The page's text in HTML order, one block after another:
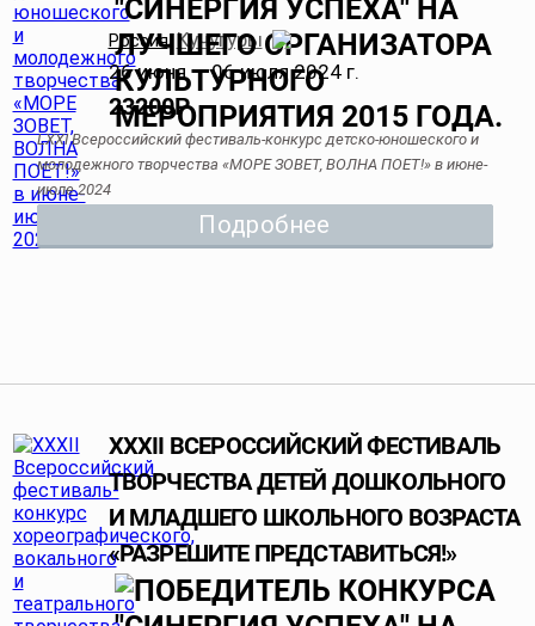
Россия,Кучугуры
26 июня — 06 июля 2024 г.
23200Р
LXXI Всероссийский фестиваль-конкурс детско-юношеского и
молодежного творчества «МОРЕ ЗОВЕТ, ВОЛНА ПОЕТ!» в июне-
июле 2024
Подробнее
XXXII ВСЕРОССИЙСКИЙ ФЕСТИВАЛЬ
ТВОРЧЕСТВА ДЕТЕЙ ДОШКОЛЬНОГО
И МЛАДШЕГО ШКОЛЬНОГО ВОЗРАСТА
«РАЗРЕШИТЕ ПРЕДСТАВИТЬСЯ!»